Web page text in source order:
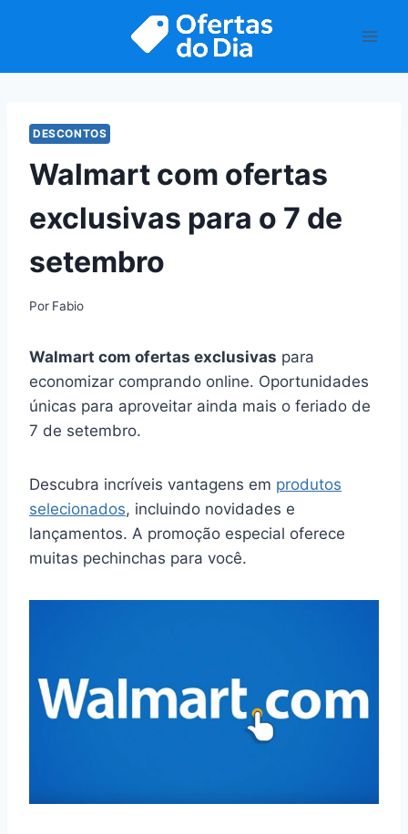
DESCONTOS
Walmart com ofertas
exclusivas para o 7 de
setembro
Por Fabio
Walmart com ofertas exclusivas para
economizar comprando online. Oportunidades
únicas para aproveitar ainda mais o feriado de
7 de setembro.
Descubra incríveis vantagens em produtos
selecionados, incluindo novidades e
lançamentos. A promoção especial oferece
muitas pechinchas para você.